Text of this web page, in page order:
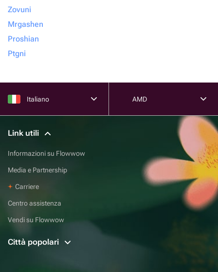
Zovuni
Mrgashen
Proshian
Ptgni
Italiano AMD
Link utili
Informazioni su Flowwow
Media e Partnership
Carriere
Centro assistenza
Vendi su Flowwow
Città popolari